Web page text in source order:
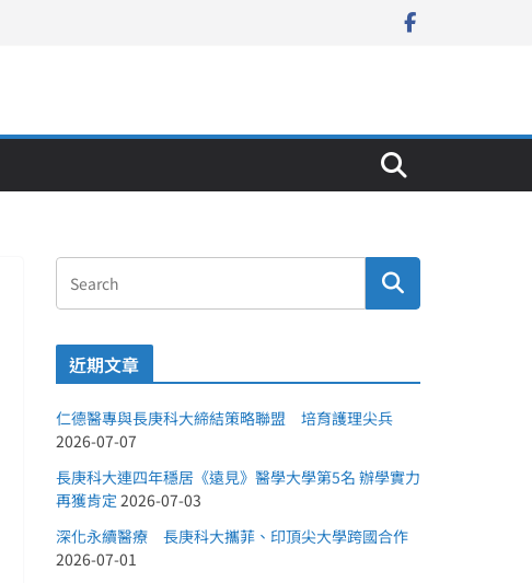
近期文章
仁德醫專與長庚科大締結策略聯盟 培育護理尖兵
2026-07-07
長庚科大連四年穩居《遠見》醫學大學第5名 辦學實力
再獲肯定 2026-07-03
深化永續醫療 長庚科大攜菲、印頂尖大學跨國合作
2026-07-01